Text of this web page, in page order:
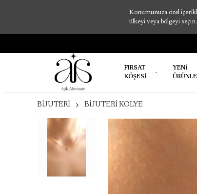
Konumunuza özel
ülkeyi veya bölgeyi seçin.
FIRSAT
KÖŞESİ
YENİ
BİJUTERİ BİJUTERİ KOLYE